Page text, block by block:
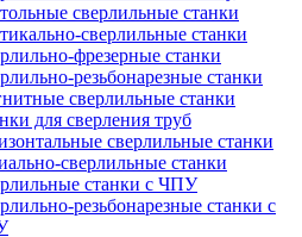
сверлильные станки
сверлильные станки
фрезерные станки
резьбонарезные станки
сверлильные станки
для сверления труб
сверлильные станки
сверлильные станки
станки с ЧПУ
резьбонарезные станки с